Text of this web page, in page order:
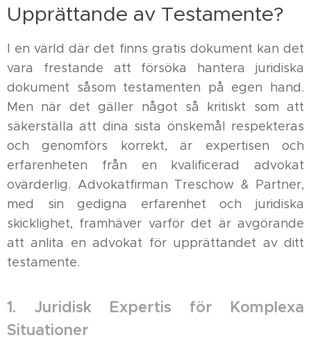
Upprättande av Testamente?
I en värld där det finns gratis dokument kan det
vara frestande att försöka hantera juridiska
dokument såsom testamenten på egen hand.
Men när det gäller något så kritiskt som att
säkerställa att dina sista önskemål respekteras
och genomförs korrekt, är expertisen och
erfarenheten från en kvalificerad advokat
ovärderlig. Advokatfirman Treschow & Partner,
med sin gedigna erfarenhet och juridiska
skicklighet, framhäver varför det är avgörande
att anlita en advokat för upprättandet av ditt
testamente.
1. Juridisk Expertis för Komplexa
Situationer